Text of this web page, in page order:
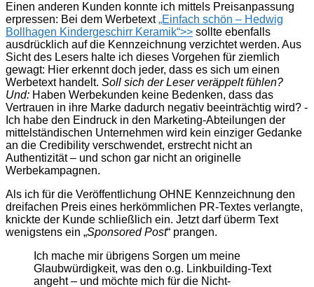
Einen anderen Kunden konnte ich mittels Preisanpassung
erpressen: Bei dem Werbetext„Einfach schön – Hedwig
Bollhagen Kindergeschirr Keramik“>> sollte ebenfalls
ausdrücklich auf die Kennzeichnung verzichtet werden. Aus
Sicht des Lesers halte ich dieses Vorgehen für ziemlich
gewagt: Hier erkennt doch jeder, dass es sich um einen
Werbetext handelt. Soll sich der Leser veräppelt fühlen?
Und: Haben Werbekunden keine Bedenken, dass das
Vertrauen in ihre Marke dadurch negativ beeinträchtig wird? -
Ich habe den Eindruck in den Marketing-Abteilungen der
mittelständischen Unternehmen wird kein einziger Gedanke
an die Credibility verschwendet, erstrecht nicht an
Authentizität – und schon gar nicht an originelle
Werbekampagnen.
Als ich für die Veröffentlichung OHNE Kennzeichnung den
dreifachen Preis eines herkömmlichen PR-Textes verlangte,
knickte der Kunde schließlich ein. Jetzt darf überm Text
wenigstens ein „Sponsored Post“ prangen.
Ich mache mir übrigens Sorgen um meine
Glaubwürdigkeit, was den o.g. Linkbuilding-Text
angeht – und möchte mich für die Nicht-